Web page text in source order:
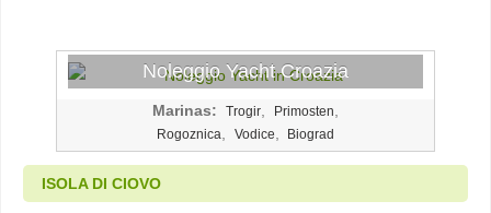
Noleggio Yacht Croazia
Marinas: Trogir, Primosten
Rogoznica Vodice Biograd
ISOLA DI CIOVO